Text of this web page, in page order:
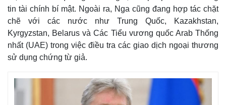
tin tài chính bí mật. Ngoài ra, Nga cũng đang hợp tác chặt
chẽ với các nước như Trung Quốc, Kazakhstan,
Kyrgyzstan, Belarus và Các Tiểu vương quốc Arab Thống
nhất (UAE) trong việc điều tra các giao dịch ngoại thương
sử dụng chứng từ giả.